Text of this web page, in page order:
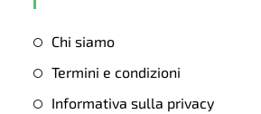
tabChi siamo
Termini e condizioni
Informativa sulla privacy